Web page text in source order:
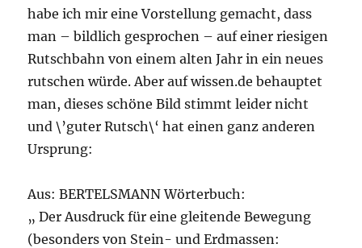
habe ich mir eine Vorstellung gemacht, dass
man – bildlich gesprochen – auf einer riesigen
Rutschbahn von einem alten Jahr in ein neues
rutschen würde. Aber auf wissen.de behauptet
man, dieses schöne Bild stimmt leider nicht
und \’guter Rutsch\‘ hat einen ganz anderen
Ursprung:
Aus: BERTELSMANN Wörterbuch:
„ Der Ausdruck für eine gleitende Bewegung
(besonders von Stein- und Erdmassen: